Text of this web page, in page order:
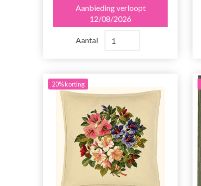
Aanbieding verloopt
12/08/2026
Aantal
20% korting